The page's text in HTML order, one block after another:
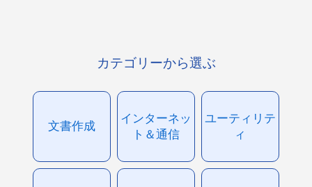
カテゴリーから選ぶ
文書作成
インターネッ
ト＆通信
ユーティリテ
ィ